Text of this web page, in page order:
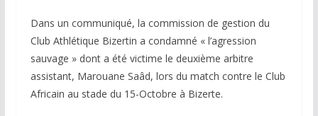
Dans un communiqué, la commission de gestion du
Club Athlétique Bizertin a condamné « l’agression
sauvage » dont a été victime le deuxième arbitre
assistant, Marouane Saâd, lors du match contre le Club
Africain au stade du 15-Octobre à Bizerte.